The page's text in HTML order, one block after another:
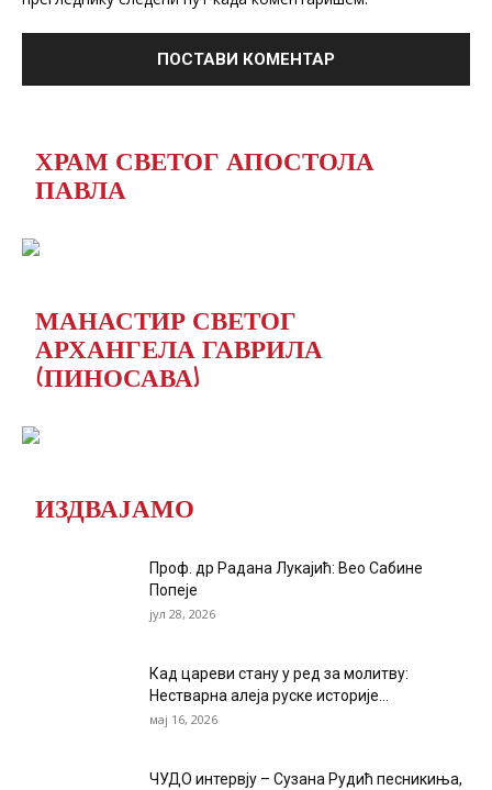
ХРАМ СВЕТОГ АПОСТОЛА
ПАВЛА
МАНАСТИР СВЕТОГ
АРХАНГЕЛА ГАВРИЛА
(ПИНОСАВА)
ИЗДВАЈАМО
Проф. др Радана Лукајић: Вео Сабине
Попеје
јул 28, 2026
Кад цареви стану у ред за молитву:
Нестварна алеја руске историје...
мај 16, 2026
ЧУДО интервју – Сузана Рудић песникиња,